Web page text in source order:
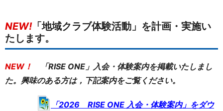
NEW!「地域クラブ体験活動」を計画・実施い
たします。
NEW！
「RISE ONE」入会・体験案内を掲載いたしまし
た。興味のある方は，下記案内をご覧ください。
「2026 RISE ONE 入会・体験案内」をダウ